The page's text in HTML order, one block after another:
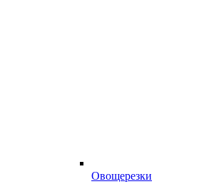
Овощерезки